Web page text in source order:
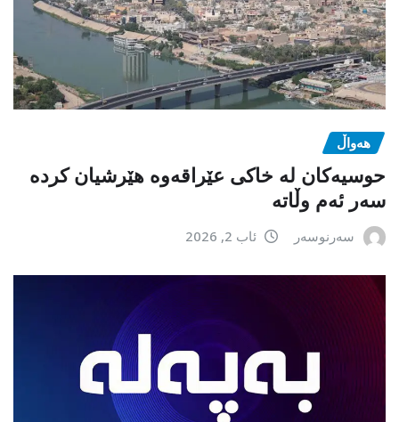
هەواڵ
حوسیەکان لە خاکی عێراقەوە هێرشیان کردە
سەر ئەم وڵاتە
سەرنوسەر ئاب 2, 2026